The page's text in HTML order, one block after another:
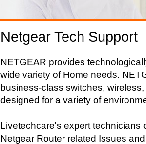
Netgear Tech Support
NETGEAR provides
wide variety of Home needs.
business-class switches,
designed for a variety of
Livetechcare's expert technicians
Netgear Router related Issues